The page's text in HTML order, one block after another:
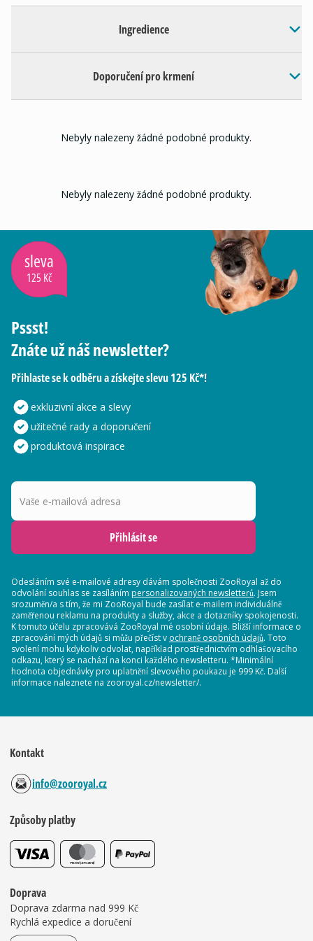
Ingredience
Doporučení pro krmení
Nebyly nalezeny žádné podobné produkty.
Nebyly nalezeny žádné podobné produkty.
sleva
125 Kč
Pssst!
Znáte už náš newsletter?
Přihlaste se k odběru a získejte slevu 125 Kč*!
exkluzivní akce a slevy
užitečné rady a doporučení
produktová inspirace
Vaše e-mailová adresa
Přihlásit se
Odesláním své e-mailové adresy dávám společnosti ZooRoyal až do
odvolání souhlas se zasíláním personalizovaných newsletterů. Jsem
srozuměn/a s tím, že mi ZooRoyal bude zasílat e-mailem individuálně
zaměřenou reklamu na produkty a služby, akce a dotazníky spokojenosti.
K tomuto účelu zpracovává ZooRoyal mé osobní údaje. Bližší informace o
zpracování mých údajů si můžu přečíst v ochraně osobních údajů. Toto
svolení mohu kdykoliv odvolat, například prostřednictvím odhlašovacího
odkazu, který se nachází na konci každého newsletteru. *Minimální
hodnota objednávky pro uplatnění slevového poukazu je 999 Kč. Další
informace naleznete na zooroyal.cz/newsletter/.
Kontakt
info@zooroyal.cz
Způsoby platby
Doprava
Doprava zdarma nad 999 Kč
Rychlá expedice a doručení